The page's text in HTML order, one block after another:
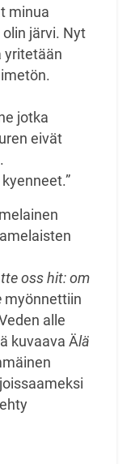
minua
järvi. Nyt
yritetään
jotka
eivät
oss hit: om
myönnettiin
alle
kuvaava Älä